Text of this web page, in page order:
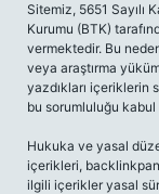
Sitemiz, 5651 Sayılı
Kurumu (BTK)
vermektedir. Bu
veya araştırma
yazdıkları içeriklerin
bu sorumluluğu kabul
Hukuka ve yasal
içerikleri,
ilgili içerikler yasal